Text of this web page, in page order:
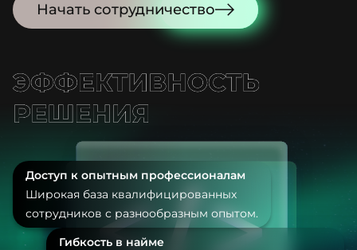
Начать сотрудничество
Доступ к опытным профессионалам
Широкая база квалифицированных
сотрудников с разнообразным опытом.
Гибкость в найме